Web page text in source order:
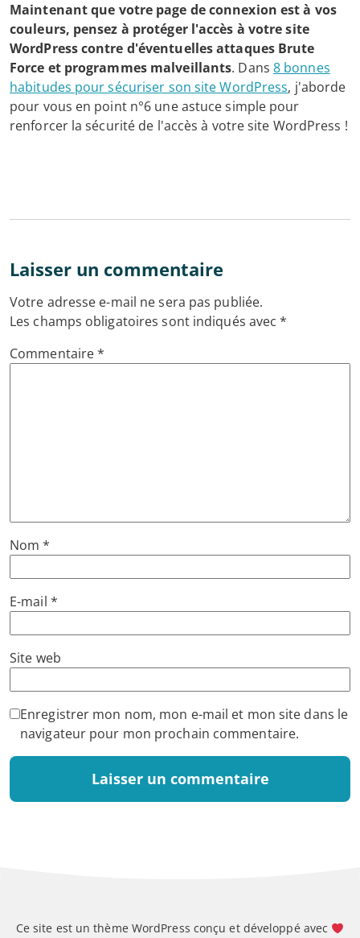
Maintenant que votre page de connexion est à vos
couleurs, pensez à protéger l'accès à votre site
WordPress contre d'éventuelles attaques Brute
Force et programmes malveillants. Dans 8 bonnes
habitudes pour sécuriser son site WordPress, j'aborde
pour vous en point n°6 une astuce simple pour
renforcer la sécurité de l'accès à votre site WordPress !
Laisser un commentaire
Votre adresse e-mail ne sera pas publiée.
Les champs obligatoires sont indiqués avec*
Commentaire*
Nom*
E-mail *
Site web
Enregistrer mon nom, mon e-mail et mon site dans le
navigateur pour mon prochain commentaire.
Ce site est un thème WordPress conçu et développé avec